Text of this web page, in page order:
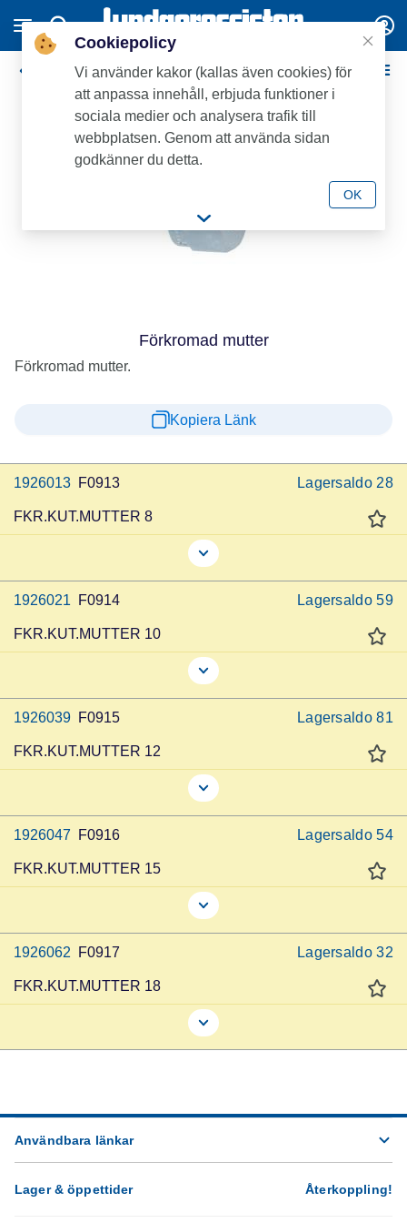
Förkromade
Förkromad mutter
Förkromad mutter.
Kopiera Länk
1926013 F0913 Lagersaldo 28
FKR.KUT.MUTTER 8
1926021 F0914 Lagersaldo 59
FKR.KUT.MUTTER 10
1926039 F0915 Lagersaldo 81
FKR.KUT.MUTTER 12
1926047 F0916 Lagersaldo 54
FKR.KUT.MUTTER 15
1926062 F0917 Lagersaldo 32
FKR.KUT.MUTTER 18
Användbara länkar
Lager & öppettider Återkoppling!
Cookiepolicy
Vi använder kakor (kallas även cookies) för
att anpassa innehåll, erbjuda funktioner i
sociala medier och analysera trafik till
webbplatsen. Genom att använda sidan
godkänner du detta.
OK